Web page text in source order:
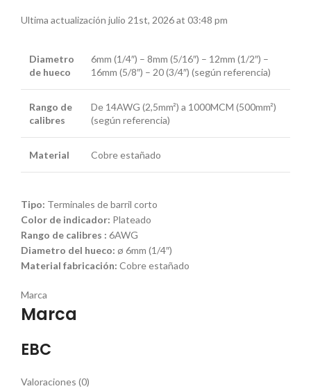
Ultima actualización julio 21st, 2026 at 03:48 pm
Diametro
de hueco
6mm (1/4″) – 8mm (5/16″) – 12mm (1/2″) –
16mm (5/8″) – 20 (3/4″) (según referencia)
Rango de
calibres
De 14AWG (2,5mm²) a 1000MCM (500mm²)
(según referencia)
Material Cobre estañado
Tipo: Terminales de barril corto
Color de indicador: Plateado
Rango de calibres : 6AWG
Diametro del hueco: ø 6mm (1/4″)
Material fabricación: Cobre estañado
Marca
Marca
EBC
Valoraciones (0)